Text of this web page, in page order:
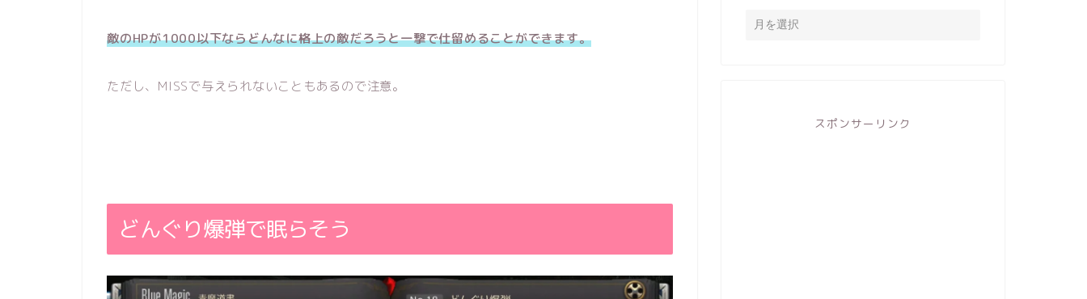
敵のHPが1000以下ならどんなに格上の敵だろうと一撃で仕留めることができます。
ただし、MISSで与えられないこともあるので注意。
どんぐり爆弾で眠らそう
スポンサーリンク